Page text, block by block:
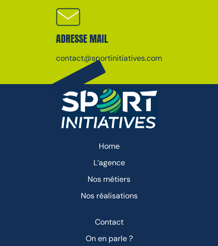
ADRESSE MAIL
contact@sportinitiatives.com
Home
L’agence
Nos métiers
Nos réalisations
Contact
On en parle ?